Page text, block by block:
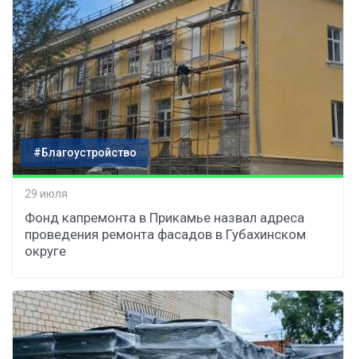
#Благоустройство
29 июля
Фонд капремонта в Прикамье назвал адреса
проведения ремонта фасадов в Губахинском
округе